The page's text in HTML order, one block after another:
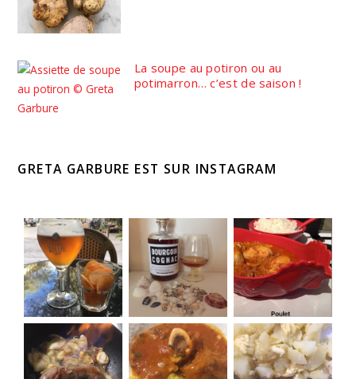
La soupe au potiron ou au
potimarron… c’est de saison !
GRETA GARBURE EST SUR INSTAGRAM